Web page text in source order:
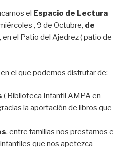
el Espacio de Lectura
, 9 de Octubre, de
, en el Patio del Ajedrez ( patio de
el que podemos disfrutar de:
( Biblioteca Infantil AMPA en
la aportación de libros que
, entre familias nos prestamos e
que nos apetezca